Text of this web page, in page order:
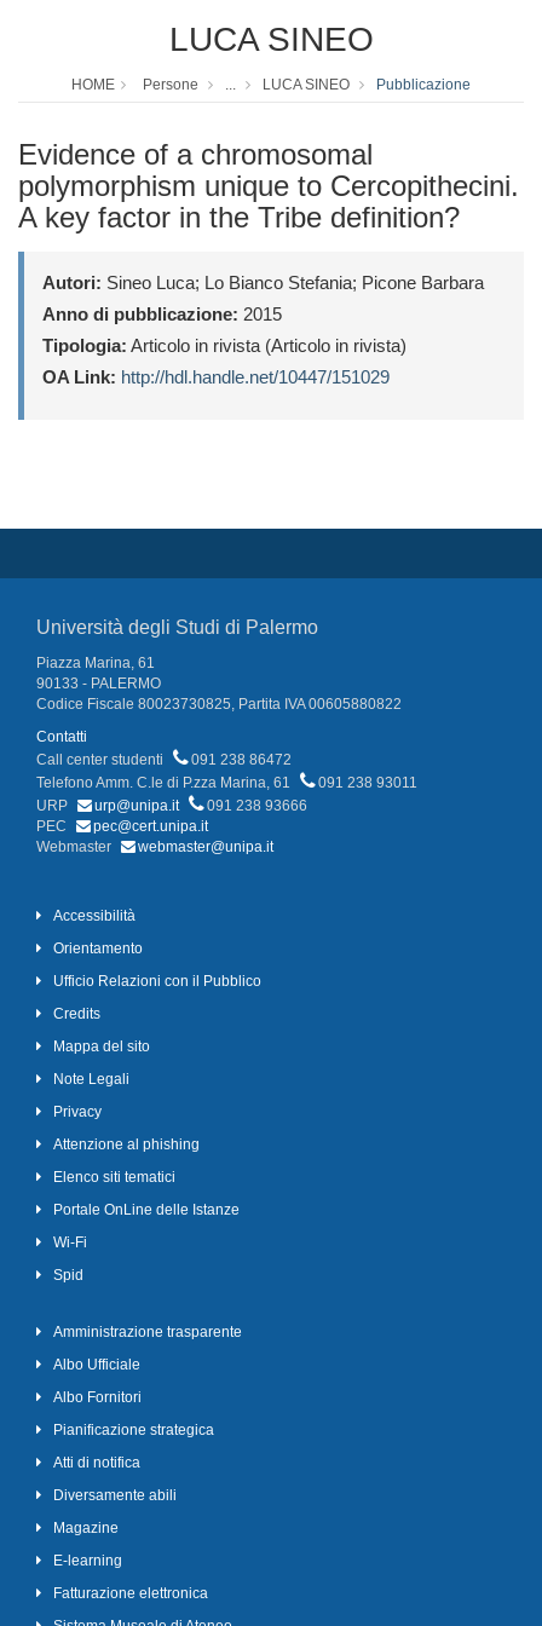
LUCA SINEO
HOME Persone ... LUCA SINEO Pubblicazione
Evidence of a chromosomal
polymorphism unique to Cercopithecini.
A key factor in the Tribe definition?
Autori: Sineo Luca; Lo Bianco Stefania; Picone Barbara
Anno di pubblicazione: 2015
Tipologia: Articolo in rivista (Articolo in rivista)
OA Link: http://hdl.handle.net/10447/151029
Università degli Studi di Palermo
Piazza Marina, 61
90133 - PALERMO
Codice Fiscale 80023730825, Partita IVA 00605880822
Contatti
Call center studenti
091 238 86472
Telefono Amm. C.le di P.zza Marina, 61
091 238 93011
URP
urp@unipa.it
091 238 93666
PEC
pec@cert.unipa.it
Webmaster
webmaster@unipa.it
Accessibilità
Orientamento
Ufficio Relazioni con il Pubblico
Credits
Mappa del sito
Note Legali
Privacy
Attenzione al phishing
Elenco siti tematici
Portale OnLine delle Istanze
Wi-Fi
Spid
Amministrazione trasparente
Albo Ufficiale
Albo Fornitori
Pianificazione strategica
Atti di notifica
Diversamente abili
Magazine
E-learning
Fatturazione elettronica